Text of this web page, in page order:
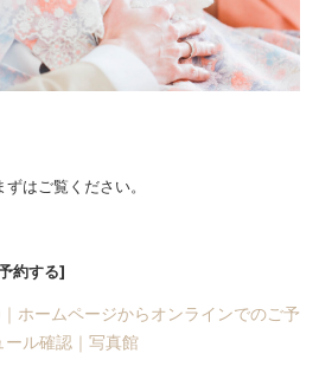
はご覧ください。
約する]
ホームページからオンラインでのご予
ル確認｜写真館